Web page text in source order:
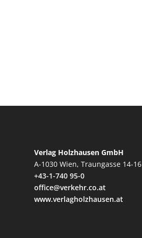
Verlag Holzhausen GmbH
A-1030 Wien, Traungasse 14-16
+43-1-740 95-0
office@verkehr.co.at
www.verlagholzhausen.at